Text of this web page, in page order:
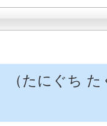
（たにぐち